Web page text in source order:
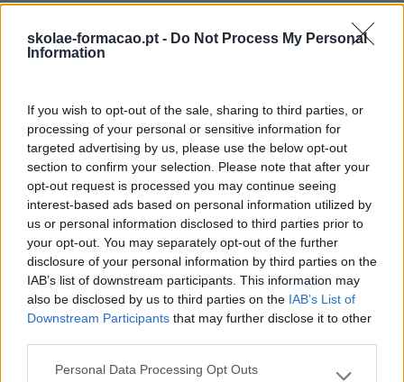
skolae-formacao.pt - Do Not Process My Personal
Information
If you wish to opt-out of the sale, sharing to third parties, or
processing of your personal or sensitive information for
targeted advertising by us, please use the below opt-out
section to confirm your selection. Please note that after your
opt-out request is processed you may continue seeing
interest-based ads based on personal information utilized by
us or personal information disclosed to third parties prior to
your opt-out. You may separately opt-out of the further
disclosure of your personal information by third parties on the
IAB’s list of downstream participants. This information may
also be disclosed by us to third parties on the IAB’s List of
Downstream Participants that may further disclose it to other
Personal Data Processing Opt Outs
• Diferenças entre chatbots e agentes de IA
• Principais plataformas do mercado
• Subscrições necessárias
• Panorama dos casos de utilização em empresa
Os espaços de criação de agentes com as
ferramentas da OpenAI
• A GPT Store e os GPT públicos disponíveis
• Interface de criação de um GPT
• Os dois modos de criação das instruções
• As opções (funcionalidades) disponíveis
• A plataforma de criação de agentes com RAG e
escolha do modelo
• Como proteger um GPT